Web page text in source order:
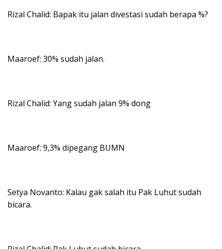
Rizal Chalid: Bapak itu jalan divestasi sudah berapa %?
Maaroef: 30% sudah jalan.
Rizal Chalid: Yang sudah jalan 9% dong
Maaroef: 9,3% dipegang BUMN
Setya Novanto: Kalau gak salah itu Pak Luhut sudah
bicara.